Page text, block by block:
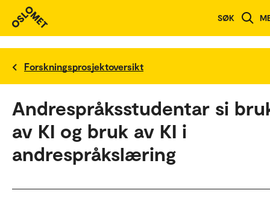
SØK
Forskningsprosjektoversikt
Andrespråksstudentar si
av KI og bruk av KI i
andrespråkslæring